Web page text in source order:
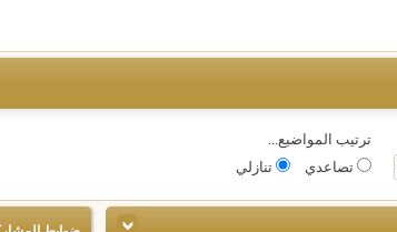
ترتيب المواضيع...
تصاعدي
تنازلي